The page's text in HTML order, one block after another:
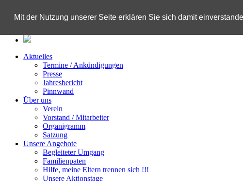
Mit der Nutzung unserer Seite erklären Sie sich damit
Tooltip
Aktuelles
Termine / Ankündigungen
Presse
Jahresbericht
Pinnwand
Über uns
Verein
Vorstand / Mitarbeiter
Organigramm
Satzung
Unsere Angebote
Begleiteter Umgang
Familienpaten
Hilfe, meine Eltern trennen sich !!!
Unsere Aktionstage